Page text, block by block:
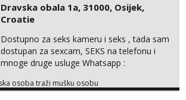
Dravska obala 1a, 31000, Osijek,
Croatie
Dostupno za seks kameru i seks , tada sam
dostupan za sexcam, SEKS na telefonu i
mnoge druge usluge Whatsapp :
Usluga pratnje dostupna čak i bez kondoma.
osoba traži mušku osobu